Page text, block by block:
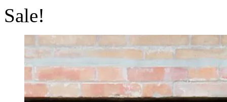
Sale!